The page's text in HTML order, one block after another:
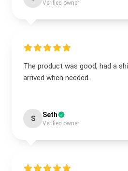
Verified owner
The product was good, had a
arrived when needed.
S Seth
Verified owner